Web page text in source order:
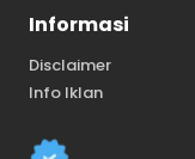
Informasi
Disclaimer
Info Iklan